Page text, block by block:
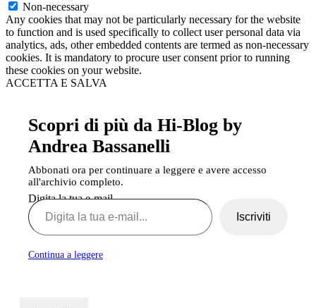
Non-necessary
Any cookies that may not be particularly necessary for the website
to function and is used specifically to collect user personal data via
analytics, ads, other embedded contents are termed as non-necessary
cookies. It is mandatory to procure user consent prior to running
these cookies on your website.
ACCETTA E SALVA
Scopri di più da Hi-Blog by
Andrea Bassanelli
Abbonati ora per continuare a leggere e avere accesso
all'archivio completo.
Digita la tua e-mail...
Iscriviti
Continua a leggere